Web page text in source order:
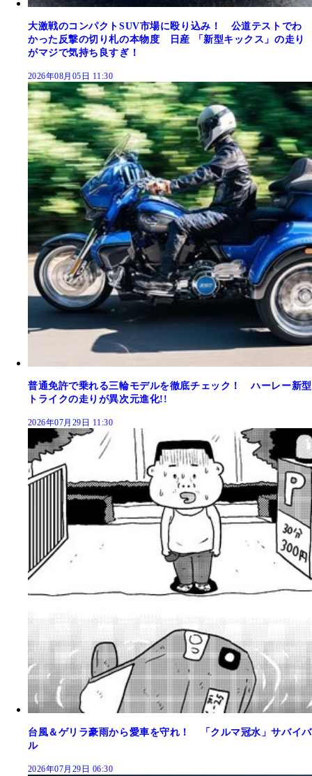
大激戦のコンパクトSUV市場に殴り込み！ 公道テストでわ
かった反撃の切り札の本物度 日産 「新型キックス」の走り
がマジで気持ち良すぎ！
2026年08月05日 11:30
普通免許で乗れる三輪モデルを徹底チェック！ ハーレー新型
トライクの走りが異次元進化!!
2026年07月29日 11:30
台風＆ゲリラ豪雨から愛車を守れ！ 「クルマ冠水」サバイバ
ル
2026年07月29日 06:30